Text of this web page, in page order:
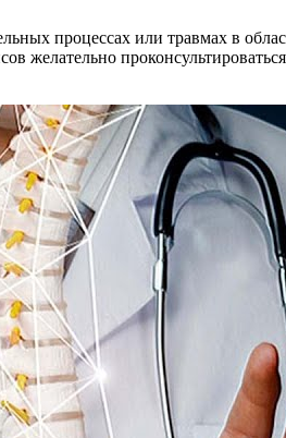
процессах или травмах в
желательно